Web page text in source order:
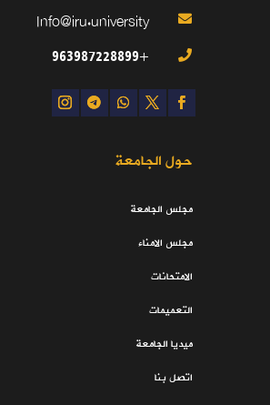

Info@iru.university

+963987228899
حول الجامعة
مجلس الجامعة
مجلس الامناء
الامتحانات
التعميمات
ميديا الجامعة
اتصل بنا